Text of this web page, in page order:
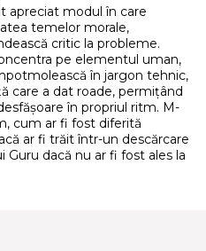
apreciat modul în care
temelor morale,
critic la probleme.
pe elementul uman,
în jargon tehnic,
care a dat roade, permițând
în propriul ritm. M-
cum ar fi fost diferită
ar fi trăit într-un descărcare
dacă nu ar fi fost ales la